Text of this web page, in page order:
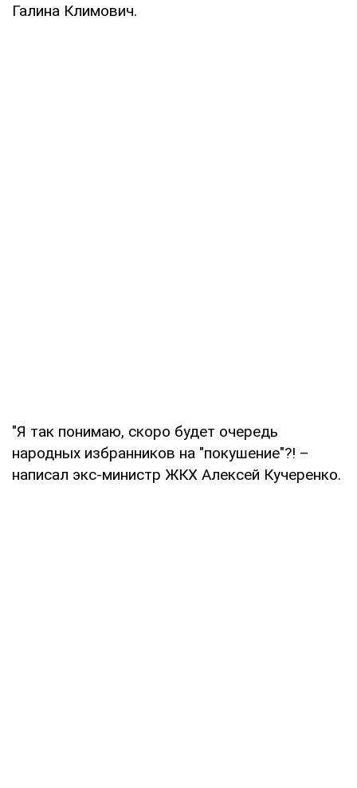
Галина Климович.
"Я так понимаю, скоро будет очередь
народных избранников на "покушение"?! –
написал экс-министр ЖКХ Алексей Кучеренко.